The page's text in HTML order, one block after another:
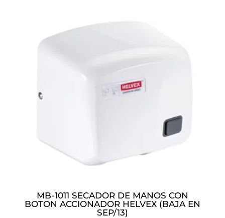
MB-1011 SECADOR DE MANOS CON
BOTON ACCIONADOR HELVEX (BAJA EN
SEP/13)